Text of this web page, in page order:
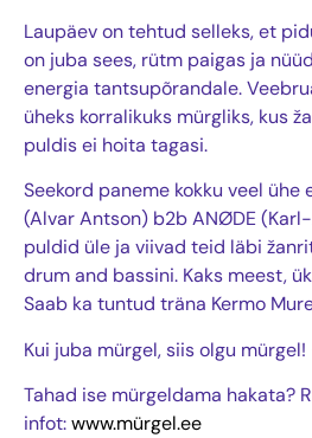
Laupäev on tehtud selleks, et
on juba sees, rütm paigas ja
energia tantsupõrandale.
üheks korralikuks mürgliks, kus
puldis ei hoita tagasi.
Seekord paneme kokku veel ühe
(Alvar Antson) b2b ANØDE
puldid üle ja viivad teid läbi
drum and bassini. Kaks meest,
Saab ka tuntud träna Kermo
Kui juba mürgel, siis olgu mürgel!
Tahad ise mürgeldama hakata?
infot:www.mürgel.ee